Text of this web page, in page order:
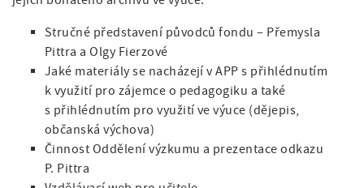
Stručné představení původců fondu – Přemysla
Pittra a Olgy Fierzové
Jaké materiály se nacházejí v APP s přihlédnutím
k využití pro zájemce o pedagogiku a také
s přihlédnutím pro využití ve výuce (dějepis,
občanská výchova)
Činnost Oddělení výzkumu a prezentace odkazu
P. Pittra